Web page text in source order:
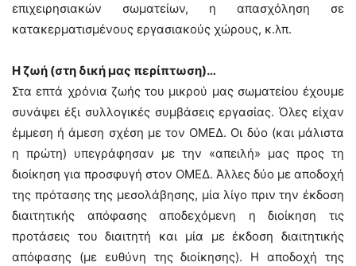
επιχειρησιακών σωματείων, η απασχόληση σε
κατακερματισμένους εργασιακούς χώρους, κ.λπ.
Η ζωή (στη δική μας περίπτωση)…
Στα επτά χρόνια ζωής του μικρού μας σωματείου έχουμε
συνάψει έξι συλλογικές συμβάσεις εργασίας. Όλες είχαν
έμμεση ή άμεση σχέση με τον ΟΜΕΔ. Οι δύο (και μάλιστα
η πρώτη) υπεγράφησαν με την «απειλή» μας προς τη
διοίκηση για προσφυγή στον ΟΜΕΔ. Άλλες δύο με αποδοχή
της πρότασης της μεσολάβησης, μία λίγο πριν την έκδοση
διαιτητικής απόφασης αποδεχόμενη η διοίκηση τις
προτάσεις του διαιτητή και μία με έκδοση διαιτητικής
απόφασης (με ευθύνη της διοίκησης). Η αποδοχή της